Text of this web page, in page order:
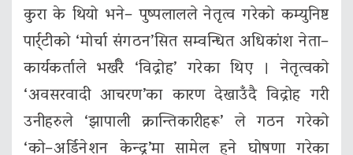
कुरा के थियो भने– पुष्पलालले नेतृत्व गरेको कम्युनिष्ट
पार्र्टीको ‘मोर्चा संगठन’सित सम्वन्धित अधिकांश नेता–
कार्यकर्ताले भर्खरै ‘विद्रोह’ गरेका थिए । नेतृत्वको
‘अवसरवादी आचरण’का कारण देखाउँदै विद्रोह गरी
उनीहरुले ‘झापाली क्रान्तिकारीहरू’ ले गठन गरेको